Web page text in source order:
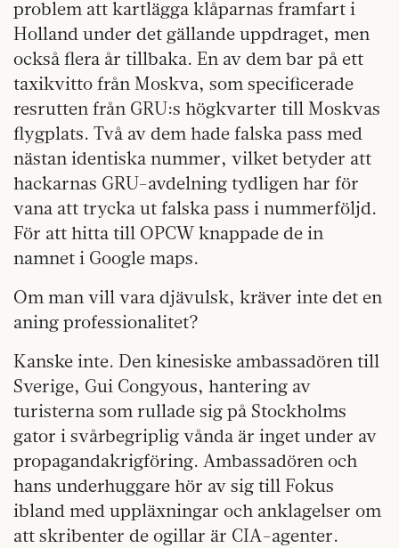
problem att kartlägga klåparnas framfart i
Holland under det gällande uppdraget, men
också flera år tillbaka. En av dem bar på ett
taxikvitto från Moskva, som specificerade
resrutten från GRU:s högkvarter till Moskvas
flygplats. Två av dem hade falska pass med
nästan identiska nummer, vilket betyder att
hackarnas GRU-avdelning tydligen har för
vana att trycka ut falska pass i nummerföljd.
För att hitta till OPCW knappade de in
namnet i Google maps.
Om man vill vara djävulsk, kräver inte det en
aning professionalitet?
Kanske inte. Den kinesiske ambassadören till
Sverige, Gui Congyous, hantering av
turisterna som rullade sig på Stockholms
gator i svårbegriplig vånda är inget under av
propagandakrigföring. Ambassadören och
hans underhuggare hör av sig till Fokus
ibland med uppläxningar och anklagelser om
att skribenter de ogillar är CIA-agenter.